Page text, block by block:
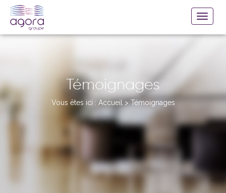
Témoignages
Vous êtes ici : Accueil > Témoignages